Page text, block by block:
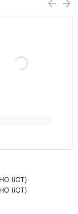
(iCT)
(iCT)